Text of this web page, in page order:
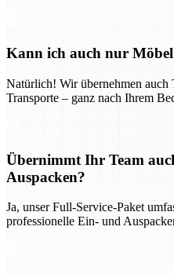
Kann ich auch nur
Natürlich! Wir übernehmen auch
Transporte – ganz nach Ihrem
Übernimmt Ihr Team
Auspacken?
Ja, unser Full-Service-Paket
professionelle Ein- und